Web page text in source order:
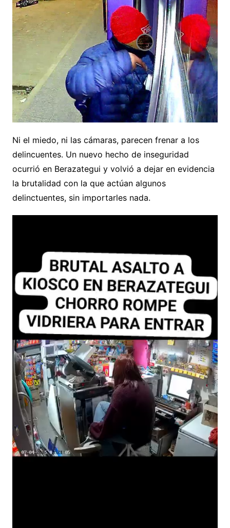
Ni el miedo, ni las cámaras, parecen frenar a los
delincuentes. Un nuevo hecho de inseguridad
ocurrió en Berazategui y volvió a dejar en evidencia
la brutalidad con la que actúan algunos
delinctuentes, sin importarles nada.